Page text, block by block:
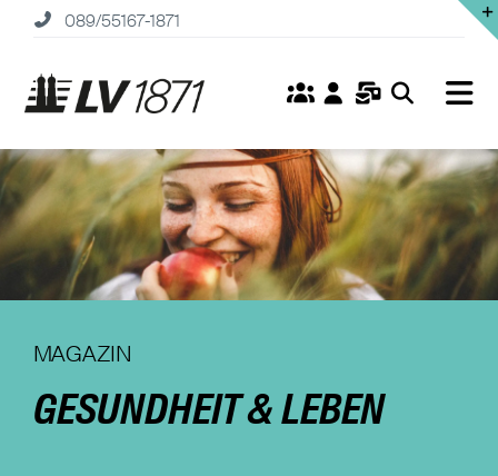
springen
089/55167-1871
Home
Versicherungen
Fonds
Service
Unternehmen
MAGAZIN
GESUNDHEIT & LEBEN